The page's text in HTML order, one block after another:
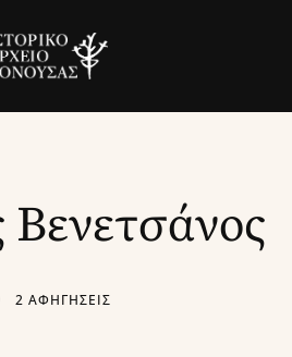
Βενετσάνος
2 ΑΦΗΓΗΣΕΙΣ